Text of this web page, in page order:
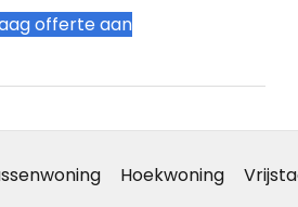
offerte aan
Hoekwoning